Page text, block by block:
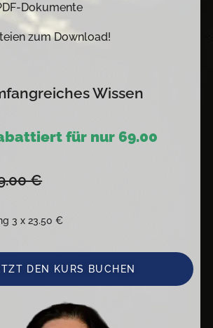
Dokumente
zum Download!
Wissen
für nur 69.00
€
3 x 23.50 €
DEN KURS BUCHEN